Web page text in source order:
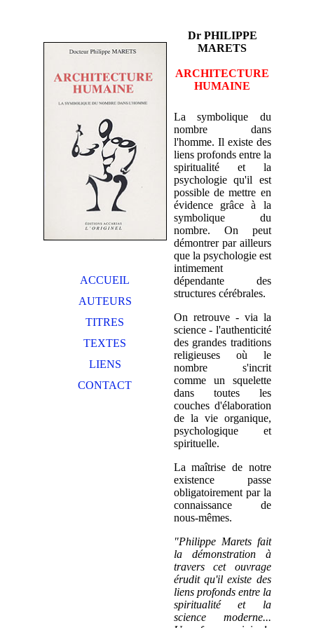
ACCUEIL
AUTEURS
TITRES
TEXTES
LIENS
CONTACT
Dr PHILIPPE
MARETS
ARCHITECTURE
HUMAINE
La symbolique du
nombre dans
l'homme. Il existe des
liens profonds entre la
spiritualité et la
psychologie qu'il est
possible de mettre en
évidence grâce à la
symbolique du
nombre. On peut
démontrer par ailleurs
que la psychologie est
intimement
dépendante des
structures cérébrales.
On retrouve - via la
science - l'authenticité
des grandes traditions
religieuses où le
nombre s'incrit
comme un squelette
dans toutes les
couches d'élaboration
de la vie organique,
psychologique et
spirituelle.
La maîtrise de notre
existence passe
obligatoirement par la
connaissance de
nous-mêmes.
"Philippe Marets fait
la démonstration à
travers cet ouvrage
érudit qu'il existe des
liens profonds entre la
spiritualité et la
science moderne...